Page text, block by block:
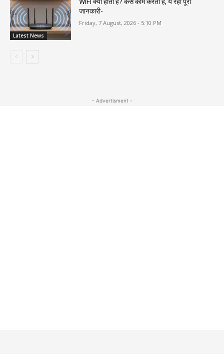
Latest News
WiFi क्या होता है? कैसे काम करता है, ये रही पूरी
जानकारी-
Friday, 7 August, 2026 - 5:10 PM
- Advertisment -